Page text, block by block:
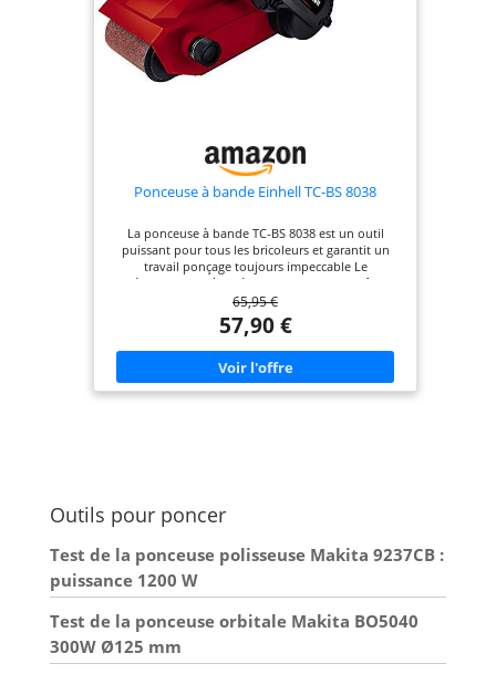
Ponceuse à bande Einhell TC-BS 8038
La ponceuse à bande TC-BS 8038 est un outil
puissant pour tous les bricoleurs et garantit un
travail ponçage toujours impeccable Le
déroulement très précis de la bande peut être
réglée de manière optimale avec la fonction de
réglage de précision Le remplacement de la bande
abrasive de la ponceuse TC-BS 8038 à se fait très
facilement Une poignée supplémentaire assure
une manipulation confortable grâce à son
revêtement en « Softgrip » et permet un guidage
précis de la ponceuse Pour un fonctionnement de
65,95 €
57,90 €
Outils pour poncer
Test de la ponceuse polisseuse Makita 9237CB :
puissance 1200 W
Test de la ponceuse orbitale Makita BO5040
300W Ø125 mm